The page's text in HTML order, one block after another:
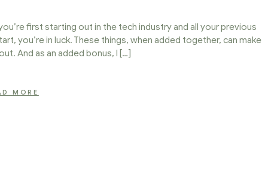
first starting out in the tech industry and all your previous
you’re in luck. These things, when added together, can make
And as an added bonus, I […]
MORE